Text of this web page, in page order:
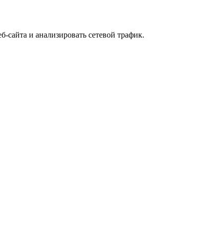
и анализировать сетевой трафик.